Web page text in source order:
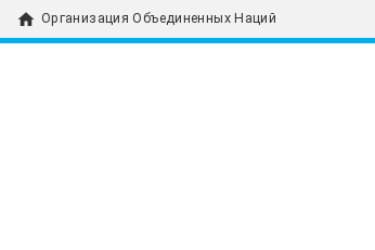
home Организация Объединенных Наций